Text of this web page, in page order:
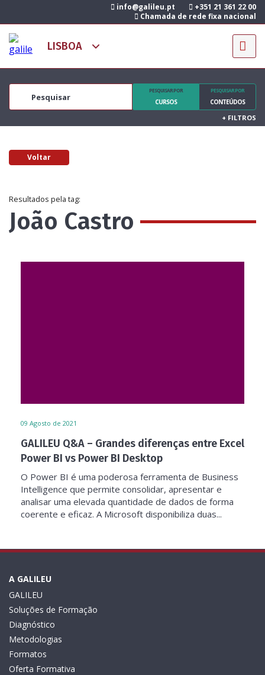
info@galileu.pt
+351 21 361 22 00
Chamada de rede fixa nacional
PESQUISAR POR
CURSOS
PESQUISAR POR
CONTEÚDOS
+ FILTROS
Voltar
Resultados pela tag:
João Castro
09 Agosto de 2021
GALILEU Q&A – Grandes diferenças entre Excel
Power BI vs Power BI Desktop
O Power BI é uma poderosa ferramenta de Business
Intelligence que permite consolidar, apresentar e
analisar uma elevada quantidade de dados de forma
coerente e eficaz. A Microsoft disponibiliza duas...
A GALILEU
GALILEU
Soluções de Formação
Diagnóstico
Metodologias
Formatos
Oferta Formativa